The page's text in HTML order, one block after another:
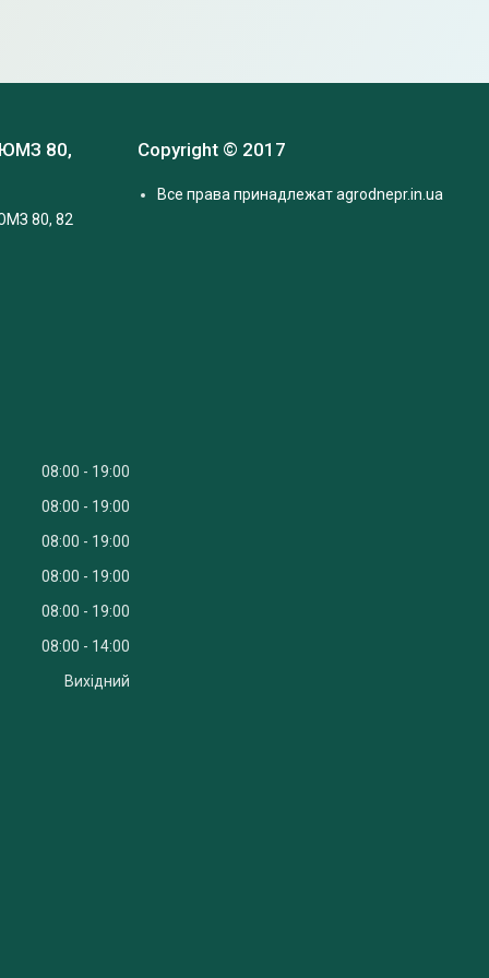
ЮМЗ 80,
80, 82
Copyright © 2017
Все права принадлежат agrodnepr.in.ua
08:00
19:00
08:00
19:00
08:00
19:00
08:00
19:00
08:00
19:00
08:00
14:00
Вихідний